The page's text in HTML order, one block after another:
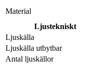
Material
Ljustekniskt
Ljuskälla
Ljuskälla utbytbar
Antal ljuskällor